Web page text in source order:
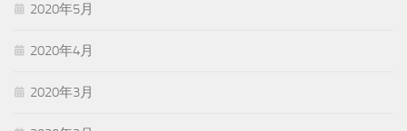
2020年5月
2020年4月
2020年3月